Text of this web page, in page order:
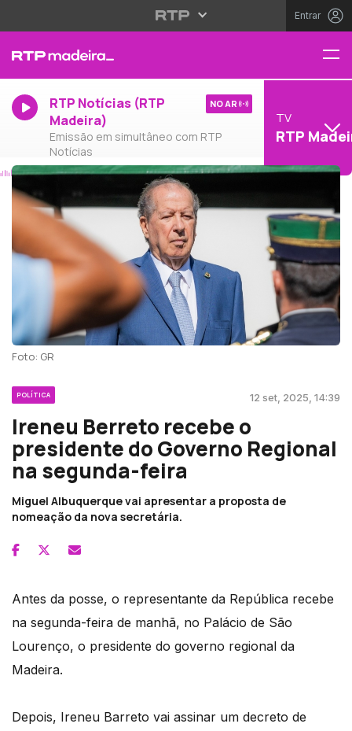
Entrar
RTP Notícias (RTP
Madeira)
Emissão em simultâneo com RTP
Notícias
NO AR
TV
RTP
Foto: GR
POLÍTICA 12 set, 2025, 14:39
Ireneu Berreto recebe o
presidente do Governo Regional
na segunda-feira
Miguel Albuquerque vai apresentar a proposta de
nomeação da nova secretária.
Antes da posse, o representante da República recebe
na segunda-feira de manhã, no Palácio de São
Lourenço, o presidente do governo regional da
Madeira.
Depois, Ireneu Barreto vai assinar um decreto de